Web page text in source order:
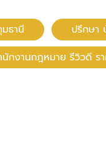
ธานี
ปรึกษา
นักงานกฎหมาย รีวิวดี ร